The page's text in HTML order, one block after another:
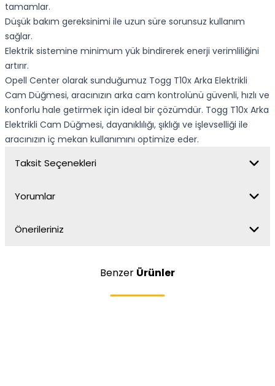
tamamlar.
Düşük bakım gereksinimi ile uzun süre sorunsuz kullanım
sağlar.
Elektrik sistemine minimum yük bindirerek enerji verimliliğini
artırır.
Opell Center olarak sunduğumuz Togg T10x Arka Elektrikli
Cam Düğmesi, aracınızın arka cam kontrolünü güvenli, hızlı ve
konforlu hale getirmek için ideal bir çözümdür. Togg T10x Arka
Elektrikli Cam Düğmesi, dayanıklılığı, şıklığı ve işlevselliği ile
aracınızın iç mekan kullanımını optimize eder.
Taksit Seçenekleri
Yorumlar
Önerileriniz
Benzer Ürünler